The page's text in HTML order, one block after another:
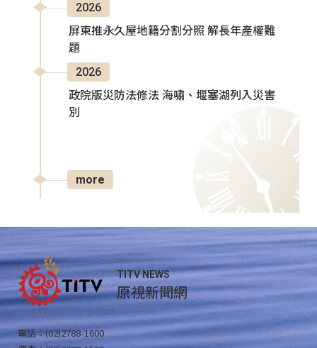
2026
屏東推永久屋地籍分割分照 解長年產權難
題
2026
政院版災防法修法 海嘯、堰塞湖列入災害
別
more
TITV NEWS
原視新聞網
電話：(02)2788-1600